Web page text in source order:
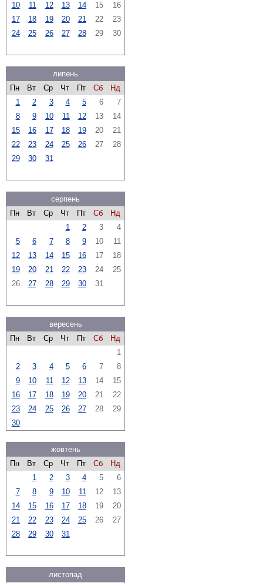
10
11 12 13 14 15
16
17
18 19 20 21 22
23
24
25 26 27 28 29 30
липень
Пн
Вт Ср Чт Пт Сб
Нд
1
2 3 4 5 6
7
8
9 10 11 12 13
14
15
16 17 18 19 20
21
22
23 24 25 26 27
28
29
30 31
серпень
Пн
Вт Ср Чт Пт Сб
Нд
1
2 3
4
5
6 7 8 9 10
11
12
13 14 15 16 17
18
19
20 21 22 23 24
25
26
27 28 29 30 31
вересень
Пн
Вт Ср Чт Пт Сб
Нд
1
2
3 4 5 6 7
8
9
10 11 12 13 14
15
16
17 18 19 20 21
22
23
24 25 26 27 28
29
30
жовтень
Пн
Вт Ср Чт Пт Сб
Нд
1
2 3 4 5
6
7
8 9 10 11 12
13
14
15 16 17 18 19
20
21
22 23 24 25 26
27
28
29 30 31
листопад